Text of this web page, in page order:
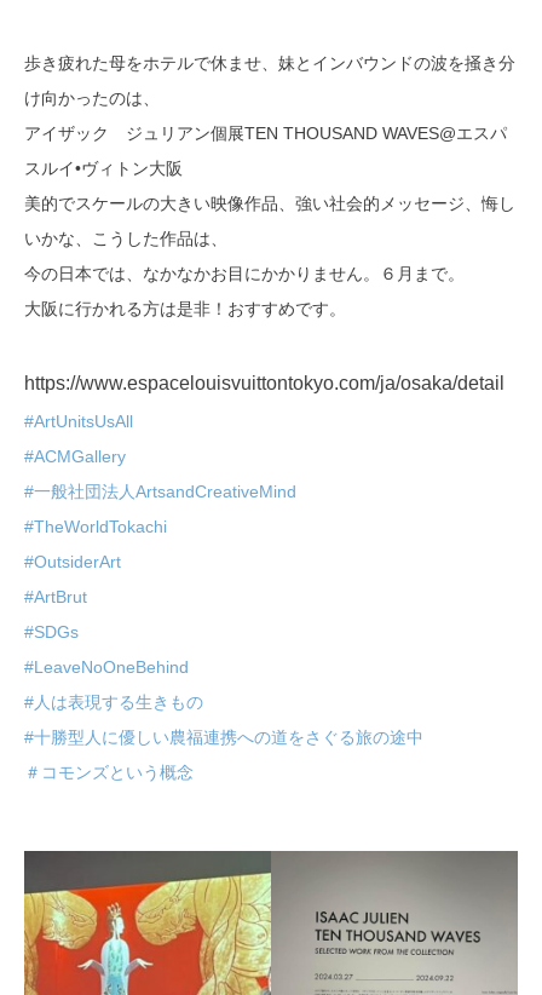
歩き疲れた母をホテルで休ませ、妹とインバウンドの波を掻き分
け向かったのは、
アイザック ジュリアン個展TEN THOUSAND WAVES@エスパ
スルイ•ヴィトン大阪
美的でスケールの大きい映像作品、強い社会的メッセージ、悔し
いかな、こうした作品は、
今の日本では、なかなかお目にかかりません。６月まで。
大阪に行かれる方は是非！おすすめです。
https://www.espacelouisvuittontokyo.com/ja/osaka/detail
#ArtUnitsUsAll
#ACMGallery
#一般社団法人ArtsandCreativeMind
#TheWorldTokachi
#OutsiderArt
#ArtBrut
#SDGs
#LeaveNoOneBehind
#人は表現する生きもの
#十勝型人に優しい農福連携への道をさぐる旅の途中
＃コモンズという概念